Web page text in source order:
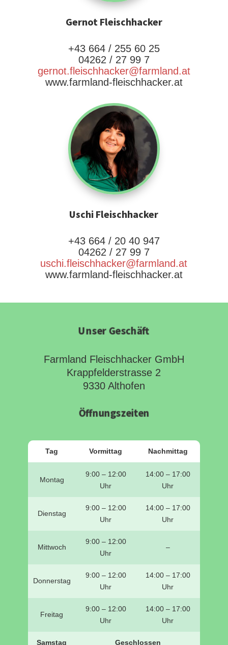
Gernot Fleischhacker
+43 664 / 255 60 25
04262 / 27 99 7
gernot.fleischhacker@farmland.at
www.farmland-fleischhacker.at
Uschi Fleischhacker
+43 664 / 20 40 947
04262 / 27 99 7
uschi.fleischhacker@farmland.at
www.farmland-fleischhacker.at
Unser Geschäft
Farmland Fleischhacker GmbH
Krappfelderstrasse 2
9330 Althofen
Öffnungszeiten
Tag Vormittag Nachmittag
Montag
9:00 – 12:00
Uhr
14:00 – 17:00
Uhr
Dienstag
9:00 – 12:00
Uhr
14:00 – 17:00
Uhr
Mittwoch
9:00 – 12:00
Uhr
–
Donnerstag
9:00 – 12:00
Uhr
14:00 – 17:00
Uhr
Freitag
9:00 – 12:00
Uhr
14:00 – 17:00
Uhr
Samstag Geschlossen